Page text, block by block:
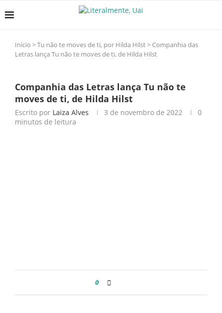
Início >Tu não te moves de ti, por Hilda Hilst> Companhia das
Letras lança Tu não te moves de ti, de Hilda Hilst
Companhia das Letras lança Tu não te
moves de ti, de Hilda Hilst
Escrito por Laiza Alves 3 de novembro de 2022
0
minutos de leitura
0